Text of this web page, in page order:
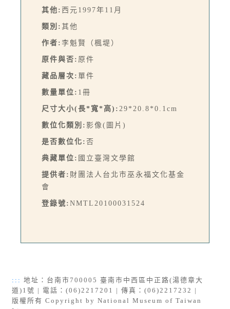
其他: 西元1997年11月
類別: 其他
作者: 李魁賢（楓堤）
原件與否: 原件
藏品層次: 單件
數量單位: 1冊
尺寸大小(長*寬*高): 29*20.8*0.1cm
數位化類別: 影像(圖片)
是否數位化: 否
典藏單位: 國立臺灣文學館
提供者: 財團法人台北市巫永福文化基金
會
登錄號: NMTL20100031524
::: 地址：台南市700005 臺南市中西區中正路(湯德章大
道)1號 | 電話：(06)2217201 | 傳真：(06)2217232 |
版權所有 Copyright by National Museum of Taiwan